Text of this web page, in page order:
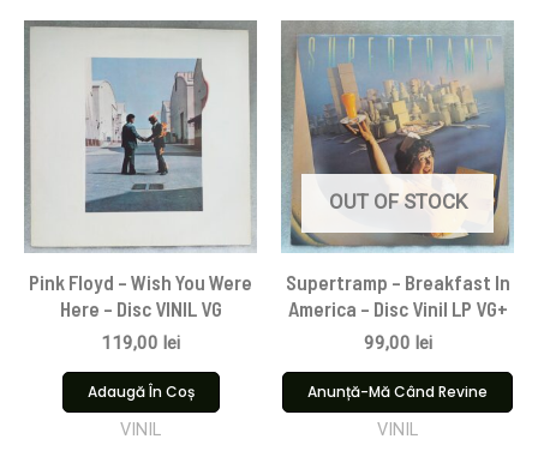
Pink Floyd ‎– Wish You Were
Here – Disc VINIL VG
119,00 lei
Adaugă În Coș
VINIL
OUT OF STOCK
Supertramp – Breakfast In
America – Disc Vinil LP VG+
99,00 lei
Anunță-Mă Când Revine
VINIL